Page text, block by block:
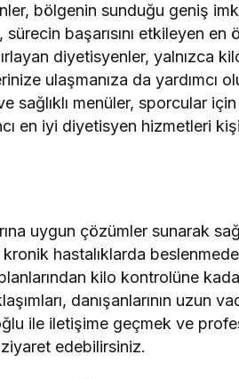
bölgenin sunduğu geniş
başarısını etkileyen en
diyetisyenler, yalnızca
ulaşmanıza da yardımcı
menüler, sporcular için
en iyi diyetisyen hizmetleri
uygun çözümler sunarak
hastalıklarda
kilo kontrolüne
danışanlarının uzun
ile iletişime geçmek ve
edebilirsiniz.